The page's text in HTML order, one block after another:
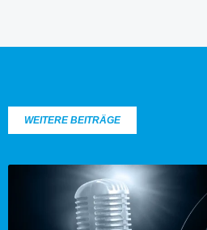
WEITERE BEITRÄGE